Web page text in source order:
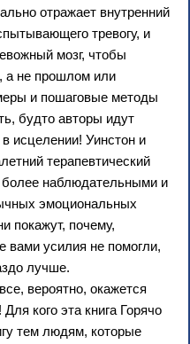
отражает внутренний
тревогу, и
мозг, чтобы
а не прошлом или
и пошаговые методы
будто авторы идут
исцелении! Уинстон и
терапевтический
наблюдательными и
эмоциональных
покажут, почему,
вами усилия не помогли,
лучше.
вероятно, окажется
кого эта книга Горячо
тем людям, которые